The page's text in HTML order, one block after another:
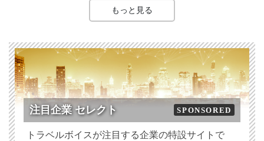
もっと見る
注目企業 セレクト SPONSORED
トラベルボイスが注目する企業の特設サイトで